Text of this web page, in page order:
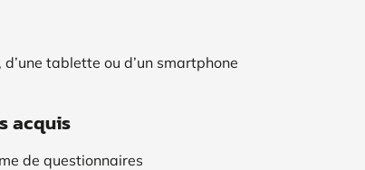
tablette ou d’un smartphone
acquis
de questionnaires